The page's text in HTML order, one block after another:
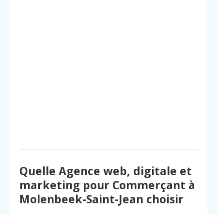
Quelle Agence web, digitale et
marketing pour Commerçant à
Molenbeek-Saint-Jean choisir